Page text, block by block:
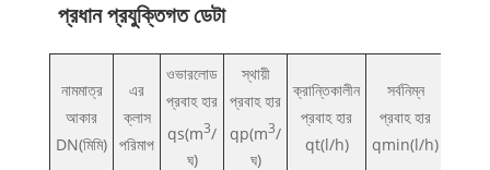
প্রধান প্রযুক্তিগত ডেটা
নামমাত্র
আকার
DN(মিমি)
এর
ক্লাস
পরিমাপ
ওভারলোড
প্রবাহ হার
qs(m3/
ঘ)
স্থায়ী
প্রবাহ হার
qp(m3/
ঘ)
ক্রান্তিকালীন
প্রবাহ হার
qt(l/h)
সর্বনিম্ন
প্রবাহ হার
qmin(l/h)